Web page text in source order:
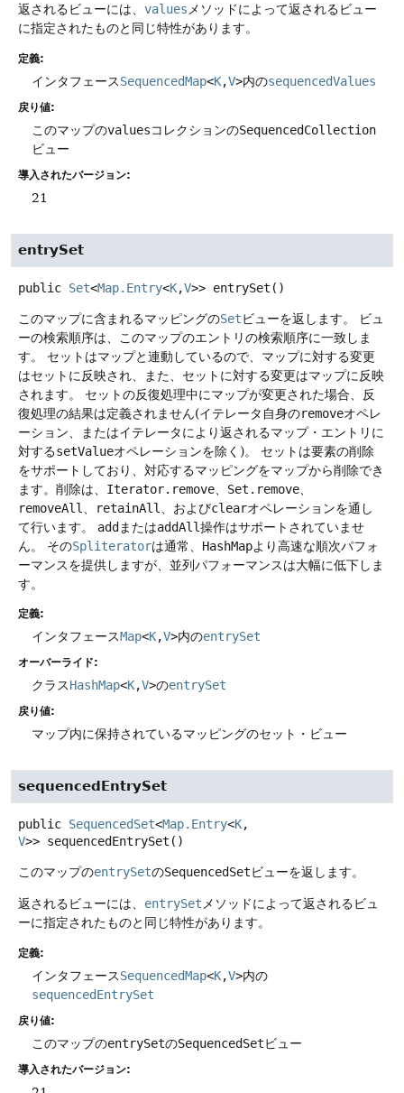
返されるビューには、 values メソッドによって返されるビュー
に指定されたものと同じ特性があります。
定義:
インタフェースSequencedMap<K,V>内のsequencedValues
戻り値:
このマップのvaluesコレクションのSequencedCollection
ビュー
導入されたバージョン:
21
entrySet
public Set<Map.Entry<K,V>> entrySet ()
このマップに含まれるマッピングのSetビューを返します。
ビュ
ーの検索順序は、このマップのエントリの検索順序に一致しま
す。
セットはマップと連動しているので、マップに対する変更
はセットに反映され、また、セットに対する変更はマップに反映
されます。
セットの反復処理中にマップが変更された場合、反
復処理の結果は定義されません(イテレータ自身のremoveオペレ
ーション、またはイテレータにより返されるマップ・エントリに
対するsetValueオペレーションを除く)。
セットは要素の削除
をサポートしており、対応するマッピングをマップから削除でき
ます。削除は、 Iterator.remove Set.remove
removeAll
retainAll 、およびclearオペレーションを通し
て行います。
add またはaddAll操作はサポートされていませ
ん。
そのSpliteratorは通常、 HashMapより高速な順次パフォ
ーマンスを提供しますが、並列パフォーマンスは大幅に低下しま
す。
定義:
インタフェースMap<K,V>内のentrySet
オーバーライド:
クラスHashMap<K,V>のentrySet
戻り値:
マップ内に保持されているマッピングのセット・ビュー
sequencedEntrySet
public SequencedSet<Map.Entry<K,
V>> sequencedEntrySet ()
このマップのentrySetのSequencedSetビューを返します。
返されるビューには、 entrySetメソッドによって返されるビュ
ーに指定されたものと同じ特性があります。
定義:
インタフェースSequencedMap<K,V>内の
sequencedEntrySet
戻り値:
このマップのentrySetのSequencedSetビュー
導入されたバージョン: